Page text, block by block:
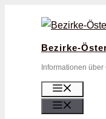
Bezirke-
Informationen